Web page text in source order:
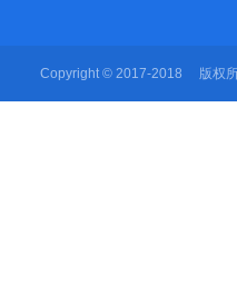
Copyright © 2017-2018 版权